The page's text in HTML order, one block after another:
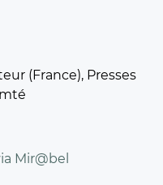
(France), Presses
Mir@bel